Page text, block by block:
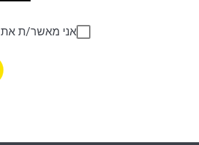
אני מאשר/ת את